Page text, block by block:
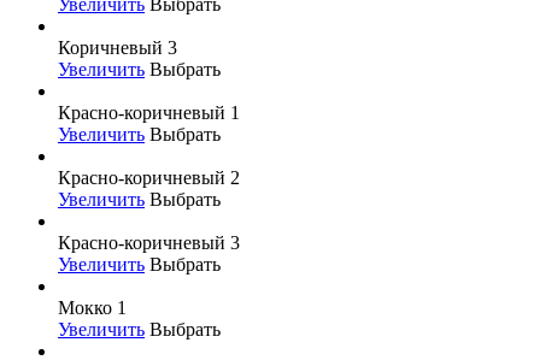
Коричневый 3
Увеличить Выбрать
Красно-коричневый 1
Увеличить Выбрать
Красно-коричневый 2
Увеличить Выбрать
Красно-коричневый 3
Увеличить Выбрать
Мокко 1
Увеличить Выбрать